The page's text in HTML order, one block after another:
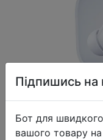
Підпишись на
Бот для
вашого товару